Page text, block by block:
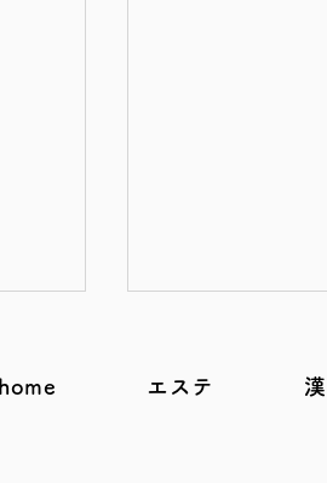
home エステ